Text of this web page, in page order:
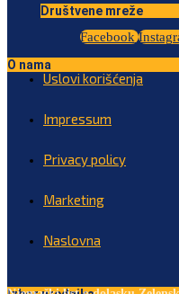
Društvene mreže
Facebook
O nama
Uslovi korišćenja
Impressum
Privacy policy
Marketing
Naslovna